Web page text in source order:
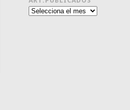
Art.publicados